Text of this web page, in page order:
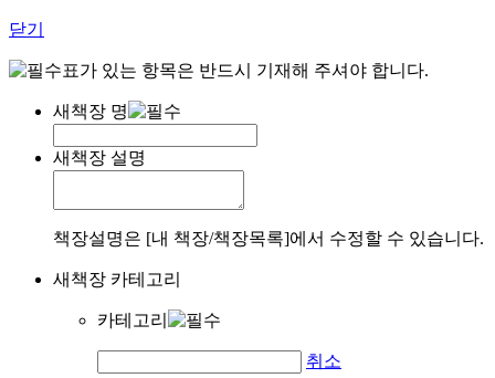
닫기
표가 있는 항목은 반드시 기재해 주셔야 합니다.
새책장 명
새책장 설명
책장설명은 [내 책장/책장목록]에서 수정할 수 있습니다.
새책장 카테고리
카테고리
취소